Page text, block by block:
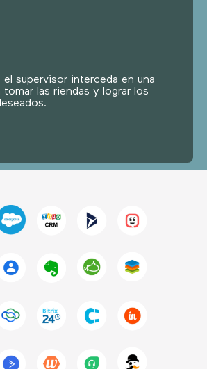
el supervisor interceda en una
tomar las riendas y lograr los